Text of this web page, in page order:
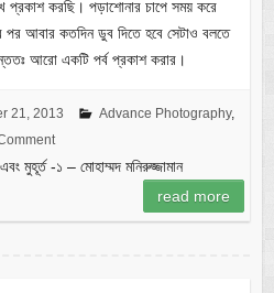
প্রকাশ করছি। পড়াশোনার চাপে সময় করে
পর আবার কতদিন ডুব দিতে হবে সেটাও বলতে
আরো একটি পর্ব প্রকাশ করার।
21, 2013 Advance Photography,
মুহূর্ত -১ – মোহাম্মদ মনিরুজ্জামান
read more